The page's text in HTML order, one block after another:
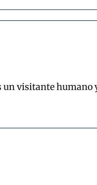
un visitante humano